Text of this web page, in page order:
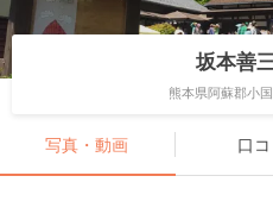
坂本善
熊本県阿蘇郡小
写真・動画 口コ